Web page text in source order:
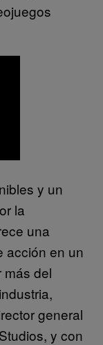
y un
la
una
acción en un
más del
general
y con